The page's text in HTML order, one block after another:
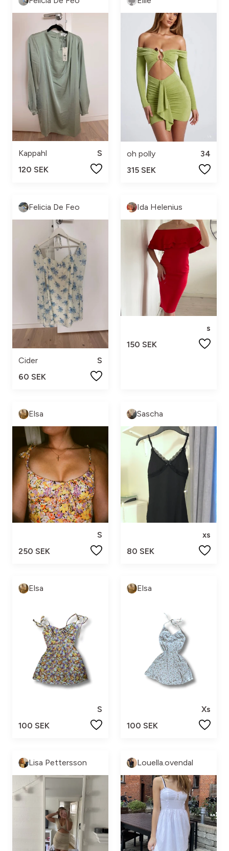
Kappahl
S
120 SEK
oh polly
34
315 SEK
Felicia De Feo
Cider
S
60 SEK
Ida Helenius
s
150 SEK
Elsa
S
250 SEK
Sascha
xs
80 SEK
Elsa
S
100 SEK
Elsa
Xs
100 SEK
Lisa Pettersson Louella.ovendal